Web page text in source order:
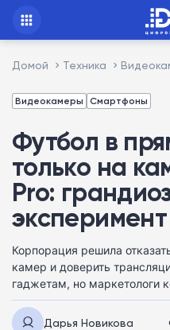
Домой Техника
Видеокамеры Смартфоны
Футбол в
только на
Pro:
Корпорация решила
камер и доверить
гаджетам, но маркетологи
Дарья Новикова